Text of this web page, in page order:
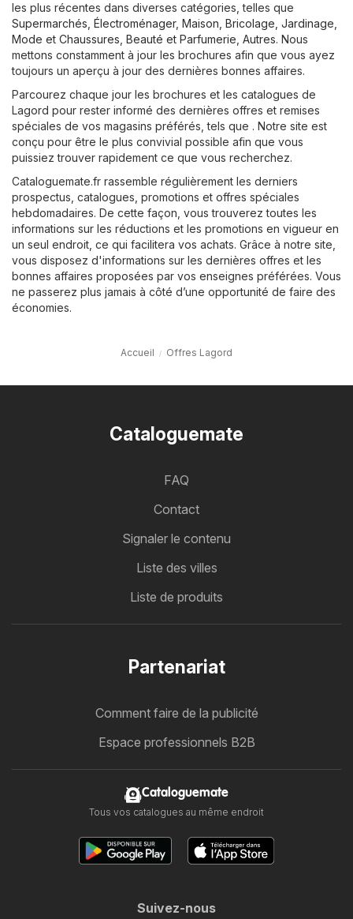
les plus récentes dans diverses catégories, telles que
Supermarchés Électroménager, Maison, Bricolage, Jardinage
Mode et Chaussures Beauté et Parfumerie Autres. Nous
mettons constamment à jour les brochures afin que vous ayez
toujours un aperçu à jour des dernières bonnes affaires.
Parcourez chaque jour les brochures et les catalogues de
Lagord pour rester informé des dernières offres et remises
spéciales de vos magasins préférés, tels que . Notre site est
conçu pour être le plus convivial possible afin que vous
puissiez trouver rapidement ce que vous recherchez.
Cataloguemate.fr rassemble régulièrement les derniers
prospectus, catalogues, promotions et offres spéciales
hebdomadaires. De cette façon, vous trouverez toutes les
informations sur les réductions et les promotions en vigueur en
un seul endroit, ce qui facilitera vos achats. Grâce à notre site,
vous disposez d'informations sur les dernières offres et les
bonnes affaires proposées par vos enseignes préférées. Vous
ne passerez plus jamais à côté d’une opportunité de faire des
économies.
Accueil Offres Lagord
Cataloguemate
FAQ
Contact
Signaler le contenu
Liste des villes
Liste de produits
Partenariat
Comment faire de la publicité
Espace professionnels B2B
Cataloguemate
Tous vos catalogues au même endroit
Suivez-nous